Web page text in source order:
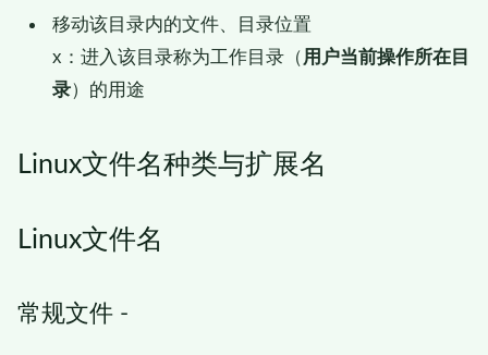
移动该目录内的文件、目录位置
x：进入该目录称为工作目录（ 用户当前操作所在目
录）的用途
Linux文件名种类与扩展名
Linux文件名
常规文件 -